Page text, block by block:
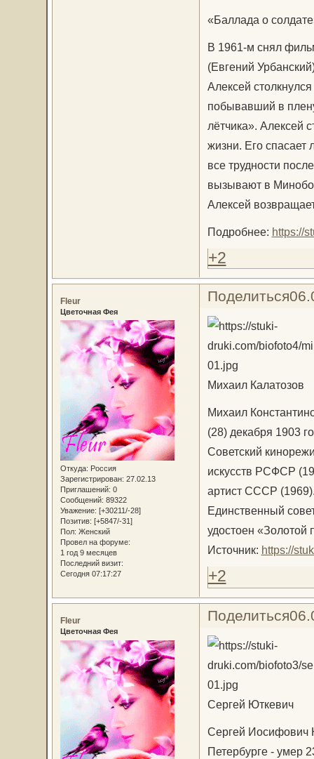
«Баллада о
В 1961-м снял
(Евгений
Алексей
побывавший в
лётчика». Алексей
жизни. Его
все трудности
вызывают в
Алексей
Подробнее: https://
+2
Поделиться
Fleur
Цветочная Фея
Откуда: Россия
Зарегистрирован: 27.02.13
Приглашений: 0
Сообщений: 89322
Уважение: [+30211/-28]
Позитив: [+5847/-31]
Пол: Женский
Провел на форуме:
1 год 9 месяцев
Последний визит:
Сегодня 07:17:27
Михаил Калатозов
Михаил
(28) декабря 1903
Советский
искусств РСФСР
артист СССР
Единственный
удостоен «Золотой
Источник: https://
+2
Поделиться
Fleur
Цветочная Фея
Сергей Юткевич
Сергей Иосифович
Петербурге - умер